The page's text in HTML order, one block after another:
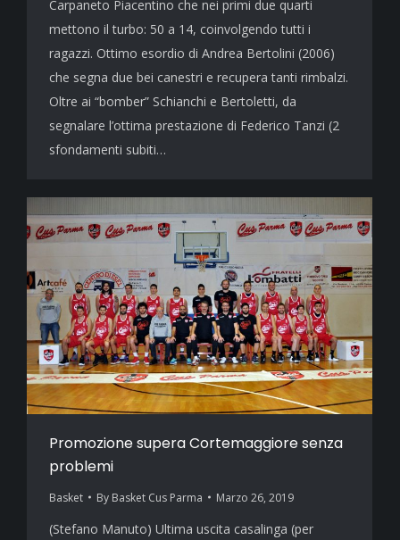
Carpaneto Piacentino che nei primi due quarti
mettono il turbo: 50 a 14, coinvolgendo tutti i
ragazzi. Ottimo esordio di Andrea Bertolini (2006)
che segna due bei canestri e recupera tanti rimbalzi.
Oltre ai “bomber” Schianchi e Bertoletti, da
segnalare l’ottima prestazione di Federico Tanzi (2
sfondamenti subiti…
Promozione supera Cortemaggiore senza
problemi
Basket By Basket Cus Parma Marzo 26, 2019
(Stefano Manuto) Ultima uscita casalinga (per